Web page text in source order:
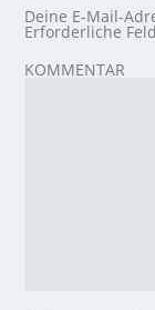
Deine E-Mail-
Erforderliche
KOMMENTAR